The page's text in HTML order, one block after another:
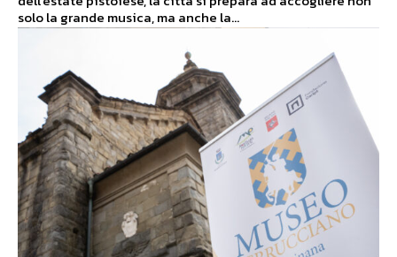
solo la grande musica, ma anche la...